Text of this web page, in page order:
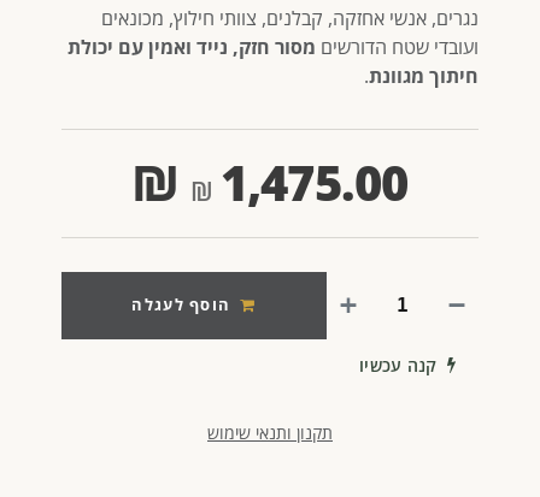
נגרים, אנשי אחזקה, קבלנים, צוותי חילוץ, מכונאים
ועובדי שטח הדורשים מסור חזק, נייד ואמין עם יכולת
חיתוך מגוונת.
1,475.00
₪
הוסף לעגלה
קנה עכשיו
תקנון ותנאי שימוש